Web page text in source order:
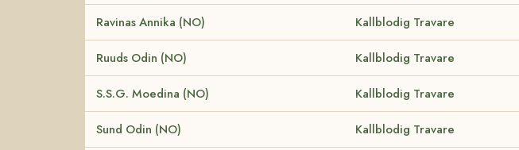
Ravinas Annika (NO) Kallblodig Travare
Ruuds Odin (NO) Kallblodig Travare
S.S.G. Moedina (NO) Kallblodig Travare
Sund Odin (NO) Kallblodig Travare